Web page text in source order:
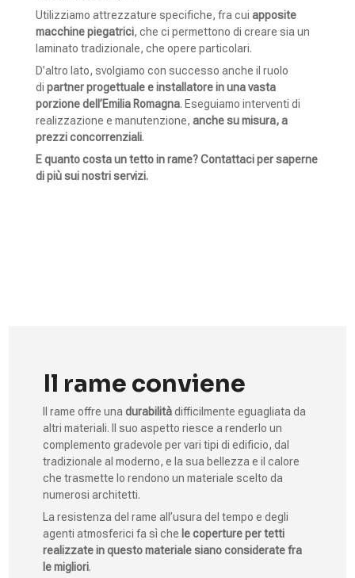
Utilizziamo attrezzature specifiche, fra cui apposite
macchine piegatrici, che ci permettono di creare sia un
laminato tradizionale, che opere particolari.
D’altro lato, svolgiamo con successo anche il ruolo
di partner progettuale e installatore in una vasta
porzione dell’Emilia Romagna. Eseguiamo interventi di
realizzazione e manutenzione, anche su misura, a
prezzi concorrenziali.
E quanto costa un tetto in rame? Contattaci per saperne
di più sui nostri servizi.
Il rame conviene
Il rame offre una durabilità difficilmente eguagliata da
altri materiali. Il suo aspetto riesce a renderlo un
complemento gradevole per vari tipi di edificio, dal
tradizionale al moderno, e la sua bellezza e il calore
che trasmette lo rendono un materiale scelto da
numerosi architetti.
La resistenza del rame all’usura del tempo e degli
agenti atmosferici fa sì che le coperture per tetti
realizzate in questo materiale siano considerate fra
le migliori.